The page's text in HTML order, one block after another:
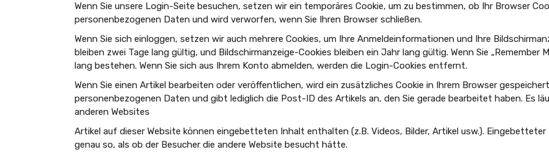
Wenn Sie unsere Login-Seite besuchen, setzen wir ein temporäres Cookie, um zu bestimmen, ob Ihr Browser
personenbezogenen Daten und wird verworfen, wenn Sie Ihren Browser schließen.
Wenn Sie sich einloggen, setzen wir auch mehrere Cookies, um Ihre Anmeldeinformationen und Ihre
bleiben zwei Tage lang gültig, und Bildschirmanzeige-Cookies bleiben ein Jahr lang gültig. Wenn Sie „Remember
lang bestehen. Wenn Sie sich aus Ihrem Konto abmelden, werden die Login-Cookies entfernt.
Wenn Sie einen Artikel bearbeiten oder veröffentlichen, wird ein zusätzliches Cookie in Ihrem Browser
personenbezogenen Daten und gibt lediglich die Post-ID des Artikels an, den Sie gerade bearbeitet haben. Es
anderen Websites
Artikel auf dieser Website können eingebetteten Inhalt enthalten (z.B. Videos, Bilder, Artikel usw.).
genau so, als ob der Besucher die andere Website besucht hätte.